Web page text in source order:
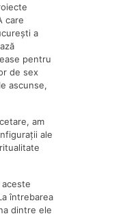
care
a
pentru
de sex
ascunse,
am
ale
întrebarea
dintre ele